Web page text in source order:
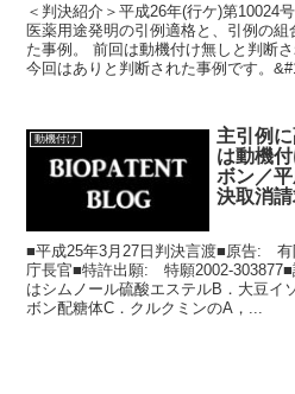
＜判決紹介＞平成26年(行ケ)第10024
医薬用途発明の引例適格と、引例の
た事例。 前回は動機付け無しと判断
今回はありと判断された事例です。
動機付け
主引例
は動機
ボン／
決取消
■平成25年3月27日判決言渡■原告:
庁長官■特許出願: 特願2002-
はシムノール硫酸エステルB．大豆イ
ボン配糖体C．クルクミンのA，...